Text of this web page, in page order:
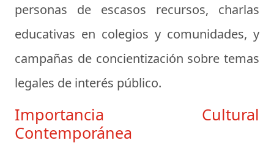
personas de escasos recursos, charlas
educativas en colegios y comunidades, y
campañas de concientización sobre temas
legales de interés público.
Importancia Cultural
Contemporánea